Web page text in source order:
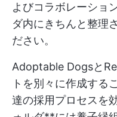
よびコラボレーショ
ダ内にきちんと整理
ださい。
Adoptable Dogsと
トを別々に作成する
達の採用プロセスを